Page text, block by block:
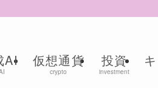
AI 仮想通貨
crypto
投資
investment